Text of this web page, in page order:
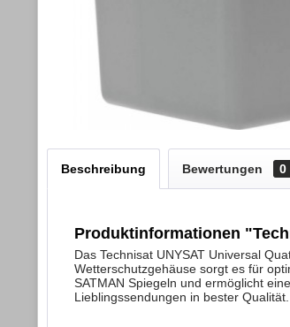
Beschreibung Bewertungen 0
Produktinformationen
Das Technisat UNYSAT Universal
Wetterschutzgehäuse sorgt es für
SATMAN Spiegeln und ermöglicht
Lieblingssendungen in bester Qualität.